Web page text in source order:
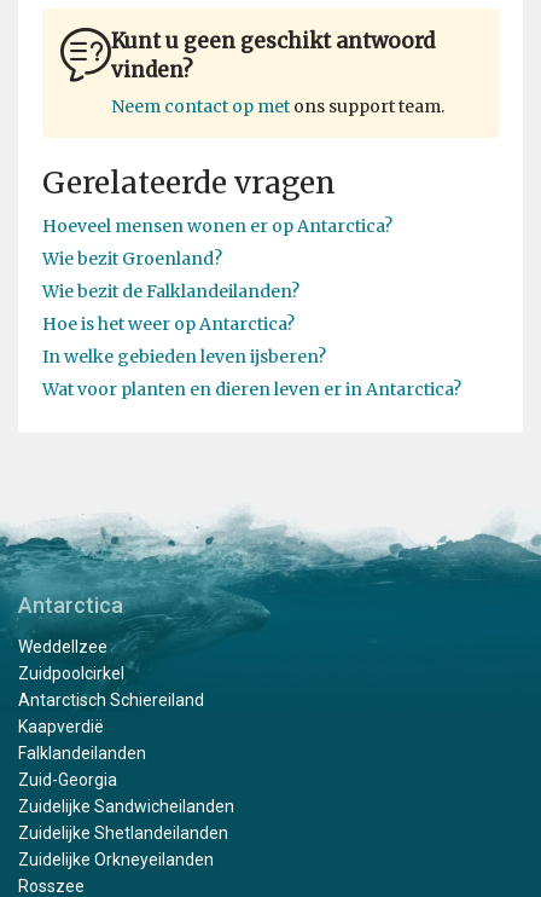
Kunt u geen geschikt antwoord
vinden?
Neem contact op met ons support team.
Gerelateerde vragen
Hoeveel mensen wonen er op Antarctica?
Wie bezit Groenland?
Wie bezit de Falklandeilanden?
Hoe is het weer op Antarctica?
In welke gebieden leven ijsberen?
Wat voor planten en dieren leven er in Antarctica?
Antarctica
Weddellzee
Zuidpoolcirkel
Antarctisch Schiereiland
Kaapverdië
Falklandeilanden
Zuid-Georgia
Zuidelijke Sandwicheilanden
Zuidelijke Shetlandeilanden
Zuidelijke Orkneyeilanden
Rosszee